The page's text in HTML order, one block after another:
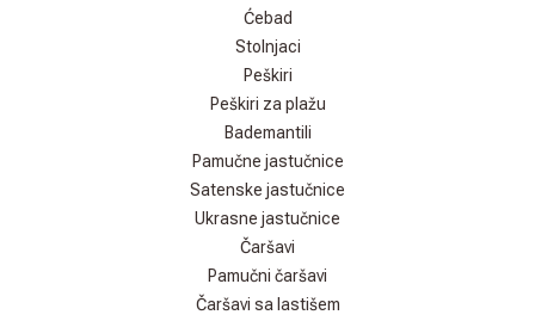
Ćebad
Stolnjaci
Peškiri
Peškiri za plažu
Bademantili
Pamučne jastučnice
Satenske jastučnice
Ukrasne jastučnice
Čaršavi
Pamučni čaršavi
Čaršavi sa lastišem